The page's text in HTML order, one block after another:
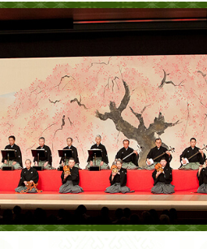
お別れ会が慎ましく行われまし